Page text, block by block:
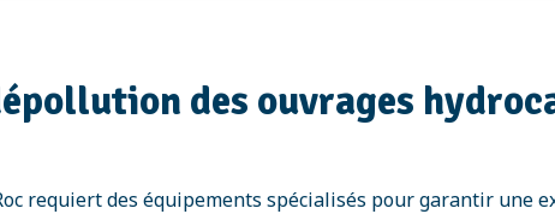
des ouvrages
requiert des équipements spécialisés pour garantir une